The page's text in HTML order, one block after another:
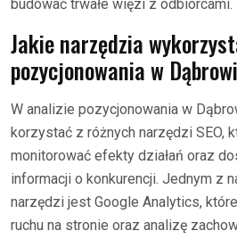
budować trwałe więzi z odbiorcami.
Jakie narzędzia
pozycjonowania w
W analizie pozycjonowania w
korzystać z różnych narzędzi SEO,
monitorować efekty działań oraz
informacji o konkurencji. Jednym z
narzędzi jest Google Analytics,
ruchu na stronie oraz analizę